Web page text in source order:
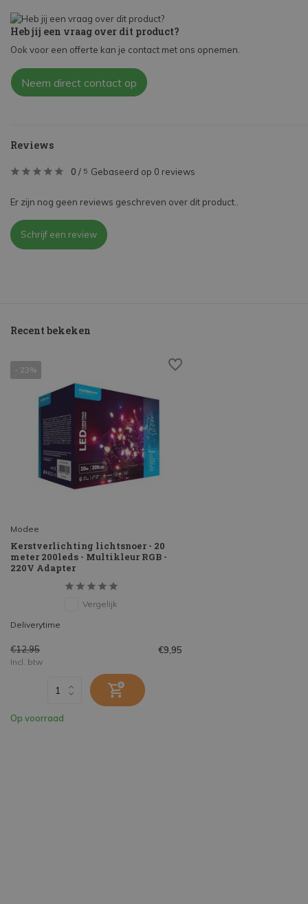
Heb jij een vraag over dit product?
Ook voor een offerte kan je contact met ons opnemen.
Neem direct contact op
Reviews
0 / 5 Gebaseerd op 0 reviews
Er zijn nog geen reviews geschreven over dit product..
Schrijf een review
Recent bekeken
- 23%
Modee
Kerstverlichting lichtsnoer - 20
meter 200leds - Multikleur RGB -
220V Adapter
Vergelijk
Deliverytime
€12,95 €9,95
Incl. btw
Op voorraad